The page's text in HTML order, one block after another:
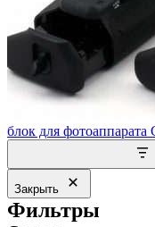
блок для
Закрыть
Фильтры